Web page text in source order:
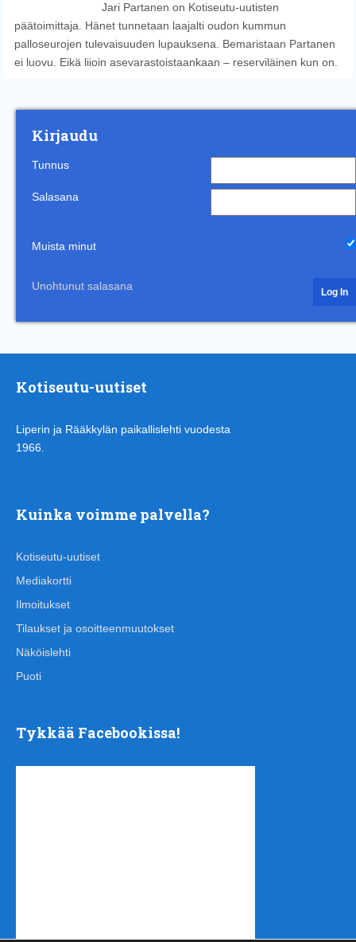
Jari Partanen on Kotiseutu-uutisten
päätoimittaja. Hänet tunnetaan laajalti oudon kummun
palloseurojen tulevaisuuden lupauksena. Bemaristaan Partanen
ei luovu. Eikä liioin asevarastoistaankaan – reserviläinen kun on.
Kirjaudu
Tunnus
Salasana
Muista minut
Unohtunut salasana
Kotiseutu-uutiset
Liperin ja Rääkkylän paikallislehti vuodesta
1966.
Kuinka voimme palvella?
Kotiseutu-uutiset
Mediakortti
Ilmoitukset
Tilaukset ja osoitteenmuutokset
Näköislehti
Puoti
Tykkää Facebookissa!